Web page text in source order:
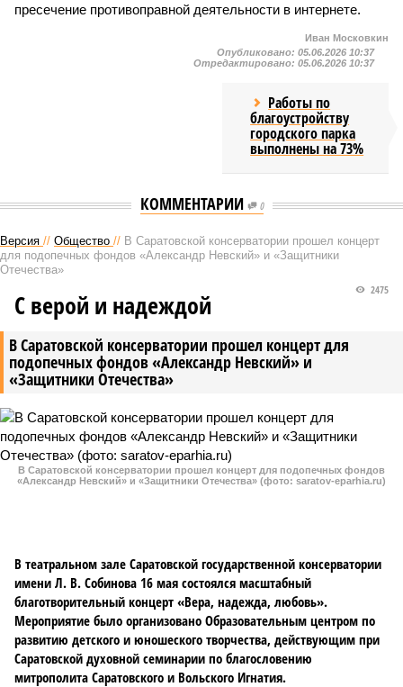
пресечение противоправной деятельности в интернете.
Иван Московкин
Опубликовано: 05.06.2026 10:37
Отредактировано: 05.06.2026 10:37
Работы по
благоустройству
городского парка
выполнены на 73%
КОММЕНТАРИИ 0
Версия // Общество // В Саратовской консерватории прошел концерт
для подопечных фондов «Александр Невский» и «Защитники
Отечества»
В Саратовской консерватории прошел концерт для
подопечных фондов «Александр Невский» и
«Защитники Отечества»
2475
С верой и надеждой
В Саратовской консерватории прошел концерт для подопечных фондов
«Александр Невский» и «Защитники Отечества» (фото: saratov-eparhia.ru)
В театральном зале Саратовской государственной консерватории
имени Л. В. Собинова 16 мая состоялся масштабный
благотворительный концерт «Вера, надежда, любовь».
Мероприятие было организовано Образовательным центром по
развитию детского и юношеского творчества, действующим при
Саратовской духовной семинарии по благословению
митрополита Саратовского и Вольского Игнатия.